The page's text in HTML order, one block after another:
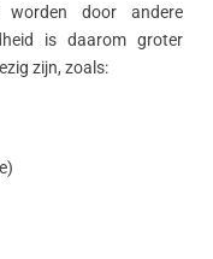
worden door andere
is daarom groter
zijn, zoals: